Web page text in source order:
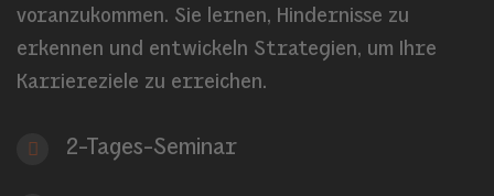
voranzukommen. Sie lernen, Hindernisse zu
erkennen und entwickeln Strategien, um Ihre
Karriereziele zu erreichen.
2-Tages-Seminar